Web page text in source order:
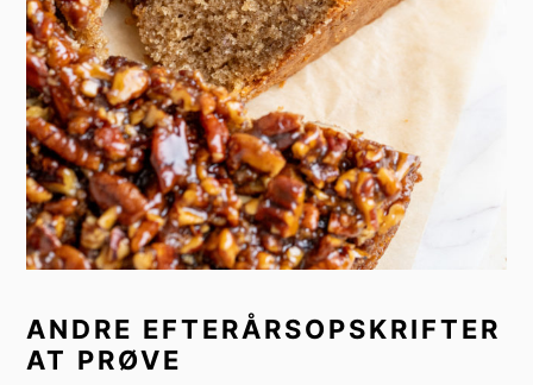
ANDRE EFTERÅRSOPSKRIFTER
AT PRØVE